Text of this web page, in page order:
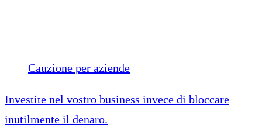
Cauzione per aziende
Investite nel vostro business invece di bloccare
inutilmente il denaro.